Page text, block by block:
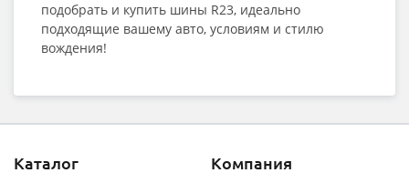
подобрать и купить шины R23, идеально
подходящие вашему авто, условиям и стилю
вождения!
Каталог Компания